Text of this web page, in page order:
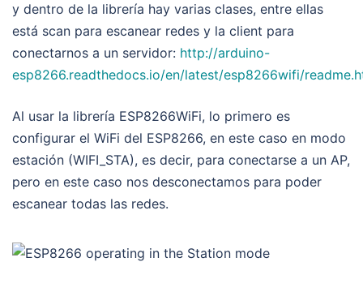
y dentro de la librería hay varias clases, entre ellas
está scan para escanear redes y la client para
conectarnos a un servidor: http://arduino-
esp8266.readthedocs.io/en/latest/esp8266wifi/
Al usar la librería ESP8266WiFi, lo primero es
configurar el WiFi del ESP8266, en este caso en modo
estación (WIFI_STA), es decir, para conectarse a un AP,
pero en este caso nos desconectamos para poder
escanear todas las redes.